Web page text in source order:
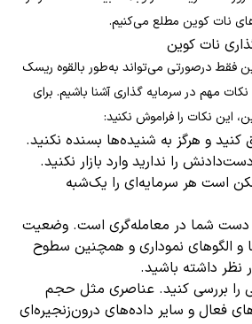
نات کوین مطلع می‌کنیم.
نات کوین
فقط درصورتی می‌تواند به‌طور بالقوه ریسک
مهم در سرمایه گذاری آشنا باشیم. برای
این نکات را فراموش نکنید:
و هرگز به شنیده‌ها بسنده نکنید.
را ندارید وارد بازار نکنید.
است هر سرمایه‌ای را یک‌شبه
دست شما در معامله‌گری است. وضعیت
و الگوهای نموداری و همچنین سطوح
نظر داشته باشید.
را بررسی کنید. عناصری مثل حجم
فعال و سایر داده‌های درون‌زنجیره‌ای